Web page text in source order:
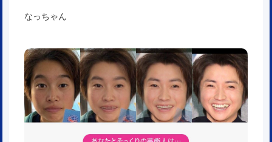
なっちゃん